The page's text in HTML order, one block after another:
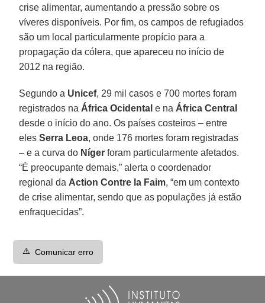
crise alimentar, aumentando a pressão sobre os
víveres disponíveis. Por fim, os campos de refugiados
são um local particularmente propício para a
propagação da cólera, que apareceu no início de
2012 na região.
Segundo a Unicef, 29 mil casos e 700 mortes foram
registrados na África Ocidental e na África Central
desde o início do ano. Os países costeiros – entre
elesSerra Leoa, onde 176 mortes foram registradas
– e a curva do Nígerforam particularmente afetados.
“É preocupante demais,” alerta o coordenador
regional da Action Contre la Faim, “em um contexto
de crise alimentar, sendo que as populações já estão
enfraquecidas”.
⚠️ Comunicar erro